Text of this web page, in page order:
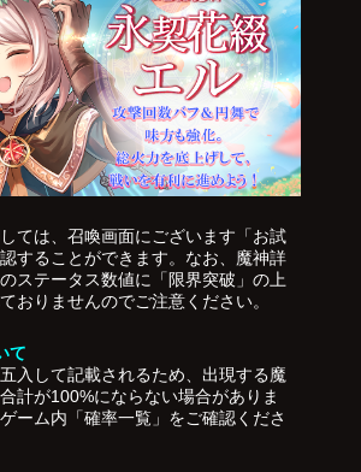
ては、召喚画面にございます「お試
することができます。なお、魔神詳
ステータス数値に「限界突破」の上
おりませんのでご注意ください。
て
入して記載されるため、出現する魔
計が100%にならない場合がありま
ーム内「確率一覧」をご確認くださ